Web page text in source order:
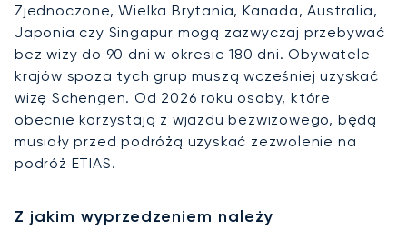
Zjednoczone, Wielka Brytania, Kanada, Australia,
Japonia czy Singapur mogą zazwyczaj przebywać
bez wizy do 90 dni w okresie 180 dni. Obywatele
krajów spoza tych grup muszą wcześniej uzyskać
wizę Schengen. Od 2026 roku osoby, które
obecnie korzystają z wjazdu bezwizowego, będą
musiały przed podróżą uzyskać zezwolenie na
podróż ETIAS.
Z jakim wyprzedzeniem należy